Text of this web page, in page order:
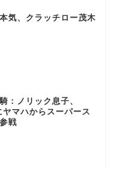
気、クラッチロー茂木
：ノリック息子、
マハからスーパース
戦